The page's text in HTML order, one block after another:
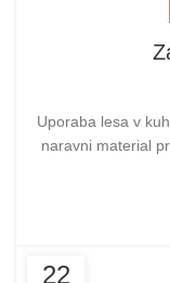
Uporaba lesa v
naravni material
22